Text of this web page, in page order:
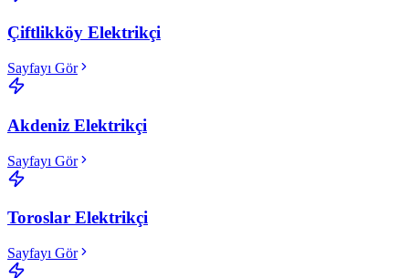
Çiftlikköy Elektrikçi
Sayfayı Gör
Akdeniz Elektrikçi
Sayfayı Gör
Toroslar Elektrikçi
Sayfayı Gör